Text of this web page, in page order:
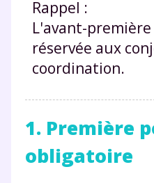
Rappel :
L'avant-
réservée aux
coordination.
1. Première
obligatoire